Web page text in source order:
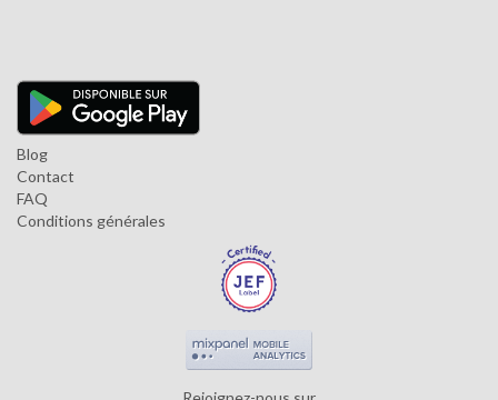
Blog
Contact
FAQ
Conditions générales